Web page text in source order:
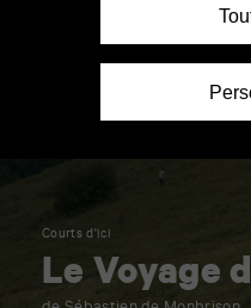
Courts d'ici
Le Voyage